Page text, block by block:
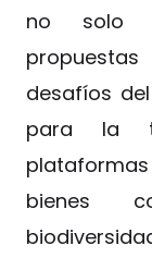
no solo
desafíos
para la
bienes